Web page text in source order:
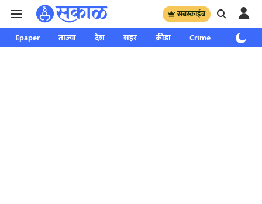
सबस्क्राईब
Epaper ताज्या देश शहर क्रीडा Crime साप्ताहिक